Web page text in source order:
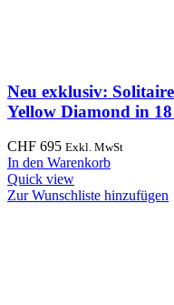
Neu exklusiv:
Yellow Diamond in
CHF 695 Exkl. MwSt
In den Warenkorb
Quick view
Zur Wunschliste hinzufügen